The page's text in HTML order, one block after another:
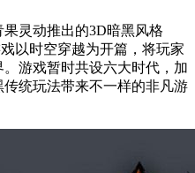
灵动推出的3D暗黑风格
以时空穿越为开篇，将玩家
游戏暂时共设六大时代，加
统玩法带来不一样的非凡游